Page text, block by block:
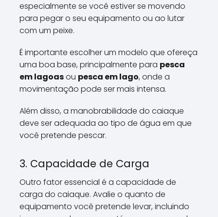
especialmente se você estiver se movendo
para pegar o seu equipamento ou ao lutar
com um peixe.
É importante escolher um modelo que ofereça
uma boa base, principalmente para pesca
em lagoasou pesca em lago, onde a
movimentação pode ser mais intensa.
Além disso, a manobrabilidade do caiaque
deve ser adequada ao tipo de água em que
você pretende pescar.
3. Capacidade de Carga
Outro fator essencial é a capacidade de
carga do caiaque. Avalie o quanto de
equipamento você pretende levar, incluindo